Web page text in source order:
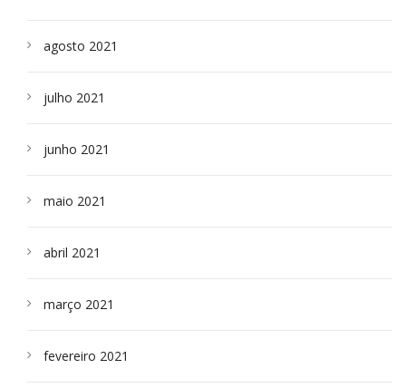
agosto 2021
julho 2021
junho 2021
maio 2021
abril 2021
março 2021
fevereiro 2021